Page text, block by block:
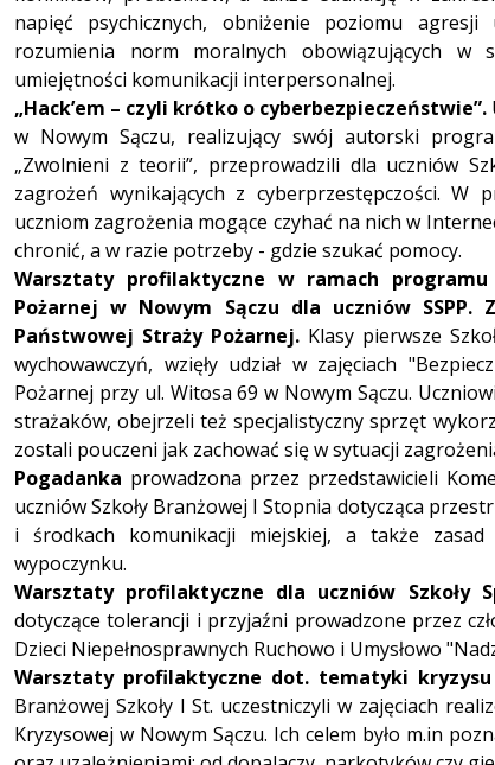
napięć psychicznych, obniżenie poziomu
rozumienia norm moralnych obowiązujących w
umiejętności komunikacji interpersonalnej.
„Hack’em – czyli krótko o cyberbezpieczeństwie”.
w Nowym Sączu, realizujący swój autorski
„Zwolnieni z teorii”, przeprowadzili dla uczniów
zagrożeń wynikających z cyberprzestępczości. W
uczniom zagrożenia mogące czyhać na nich w
chronić, a w razie potrzeby - gdzie szukać pomocy.
Warsztaty profilaktyczne w ramach
Pożarnej w Nowym Sączu dla uczniów SSPP.
Państwowej Straży Pożarnej. Klasy pierwsze
wychowawczyń, wzięły udział w zajęciach
Pożarnej przy ul. Witosa 69 w Nowym Sączu.
strażaków, obejrzeli też specjalistyczny sprzęt
zostali pouczeni jak zachować się w sytuacji
Pogadanka prowadzona przez przedstawicieli
uczniów Szkoły Branżowej I Stopnia dotycząca
i środkach komunikacji miejskiej, a także zasad
wypoczynku.
Warsztaty profilaktyczne dla uczniów Szkoły
dotyczące tolerancji i przyjaźni prowadzone przez
Dzieci Niepełnosprawnych Ruchowo i Umysłowo
Warsztaty profilaktyczne dot. tematyki
Branżowej Szkoły I St. uczestniczyli w zajęciach
Kryzysowej w Nowym Sączu. Ich celem było m.in